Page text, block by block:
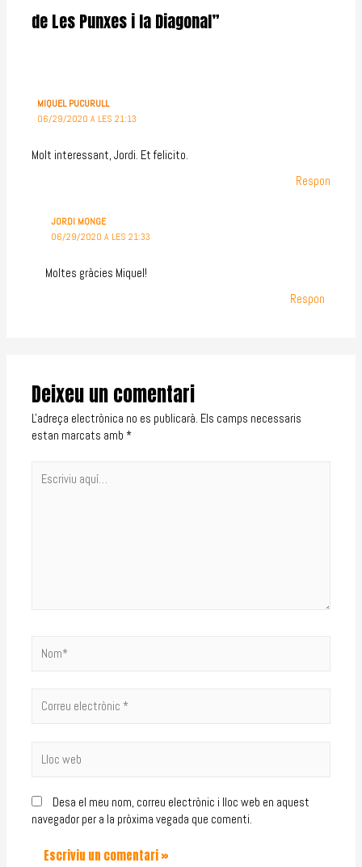
de Les Punxes i la Diagonal”
MIQUEL PUCURULL
06/29/2020 A LES 21:13
Molt interessant, Jordi. Et felicito.
Respon
JORDI MONGE
06/29/2020 A LES 21:33
Moltes gràcies Miquel!
Respon
Deixeu un comentari
L'adreça electrònica no es publicarà. Els camps necessaris
estan marcats amb*
Desa el meu nom, correu electrònic i lloc web en aquest
navegador per a la pròxima vegada que comenti.